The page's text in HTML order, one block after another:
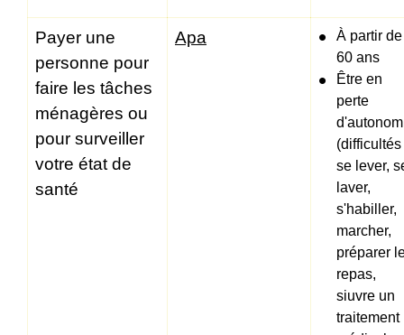
Payer une
personne pour
faire les tâches
ménagères ou
pour surveiller
votre état de
santé
Apa
À partir de
60 ans
Être en
perte
(difficultés
se lever,
laver,
s'habiller,
marcher,
préparer
repas,
siuvre un
traitement